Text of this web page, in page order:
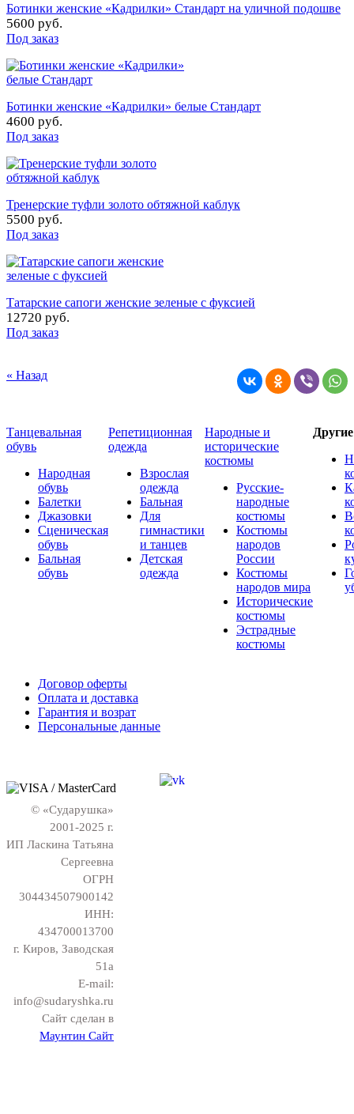
Ботинки женские «Кадрилки» Стандарт на уличной подошве
5600 руб.
Под заказ
Ботинки женские «Кадрилки» белые Стандарт
4600 руб.
Под заказ
Тренерские туфли золото обтяжной каблук
5500 руб.
Под заказ
Татарские сапоги женские зеленые с фуксией
12720 руб.
Под заказ
« Назад
Танцевальная
обувь
Народная
обувь
Балетки
Джазовки
Сценическая
обувь
Бальная
обувь
Репетиционная
одежда
Взрослая
одежда
Бальная
Для
гимнастики
и танцев
Детская
одежда
Народные и
исторические
костюмы
Русские-
народные
костюмы
Костюмы
народов
России
Костюмы
народов мира
Исторические
костюмы
Эстрадные
костюмы
Договор оферты
Оплата и доставка
Гарантия и возрат
Персональные данные
© «Сударушка»
2001-2025 г.
ИП Ласкина Татьяна
Сергеевна
ОГРН
304434507900142
ИНН:
434700013700
г. Киров, Заводская
51а
E-mail:
info@sudaryshka.ru
Сайт сделан в
Маунтин Сайт